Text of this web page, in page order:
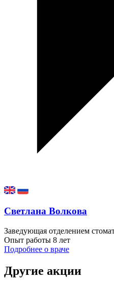
Светлана Волкова
Заведующая отделением
Опыт работы 8 лет
Подробнее о враче
Другие акции